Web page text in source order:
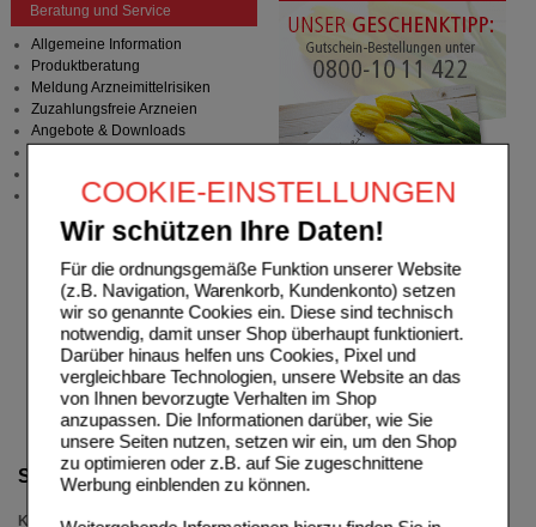
COOKIE-EINSTELLUNGEN
Wir schützen Ihre Daten!
Für die ordnungsgemäße Funktion unserer Website
(z.B. Navigation, Warenkorb, Kundenkonto) setzen
wir so genannte Cookies ein. Diese sind technisch
notwendig, damit unser Shop überhaupt funktioniert.
Darüber hinaus helfen uns Cookies, Pixel und
vergleichbare Technologien, unsere Website an das
von Ihnen bevorzugte Verhalten im Shop
anzupassen. Die Informationen darüber, wie Sie
unsere Seiten nutzen, setzen wir ein, um den Shop
zu optimieren oder z.B. auf Sie zugeschnittene
Werbung einblenden zu können.
Suche verfeinern
Kategorien
Beratung und Service
Allgemeine Information
Produktberatung
Meldung Arzneimittelrisiken
Zuzahlungsfreie Arzneien
Angebote & Downloads
Stellenangebote